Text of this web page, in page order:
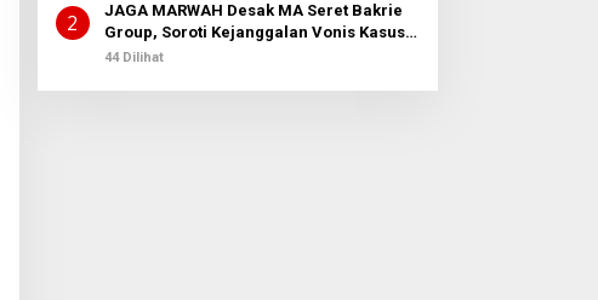
2
JAGA MARWAH Desak MA Seret Bakrie
Group, Soroti Kejanggalan Vonis Kasus
PET
44 Dilihat